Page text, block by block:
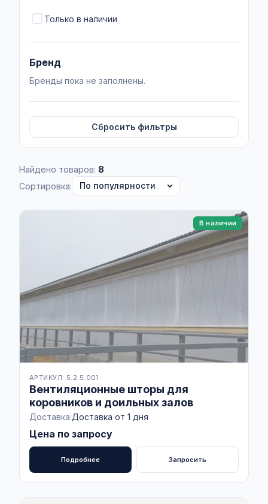
Только в наличии
Бренд
Бренды пока не заполнены.
Сбросить фильтры
Найдено товаров: 8
Сортировка:
В наличии
АРТИКУЛ: 5.2.5.001
Вентиляционные шторы для
коровников и доильных залов
Доставка:Доставка от 1 дня
Цена по запросу
Подробнее Запросить